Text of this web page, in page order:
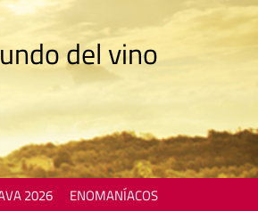
del vino
2026 ENOMANÍACOS